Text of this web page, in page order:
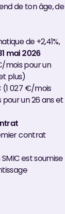
de ton âge, de
de +2,41%,
mai 2026
mois pour un
plus)
(1 027 €/mois
un 26 ans et
contrat
est soumise